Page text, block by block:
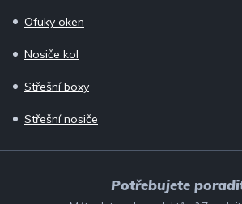
Ofuky oken
Nosiče kol
Střešní boxy
Střešní nosiče
Potřebujete